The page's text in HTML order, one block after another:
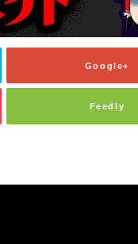
Google+
Feedly